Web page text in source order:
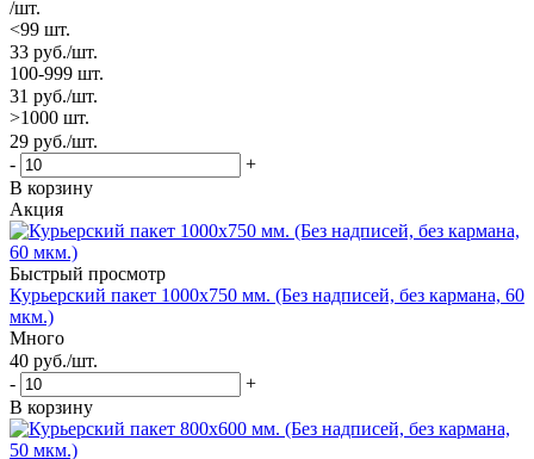
/шт.
<99 шт.
33 руб./шт.
100-999 шт.
31 руб./шт.
>1000 шт.
29 руб./шт.
-
+
В корзину
Акция
Быстрый просмотр
Курьерский пакет 1000х750 мм. (Без надписей, без кармана, 60
мкм.)
Много
40 руб./шт.
-
+
В корзину